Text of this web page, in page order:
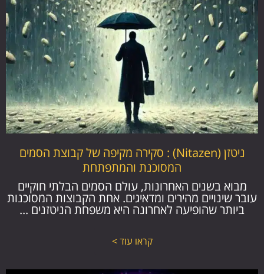
ניטזן (Nitazen) : סקירה מקיפה של קבוצת הסמים
המסוכנת והמתפתחת
מבוא בשנים האחרונות, עולם הסמים הבלתי חוקיים
עובר שינויים מהירים ומדאיגים. אחת הקבוצות המסוכנות
ביותר שהופיעה לאחרונה היא משפחת הניטזנים ...
קראו עוד >